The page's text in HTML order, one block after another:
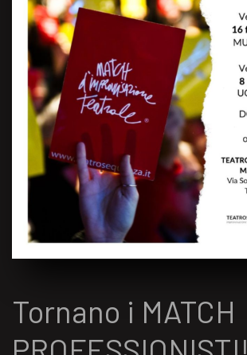
Tornano i MATCH